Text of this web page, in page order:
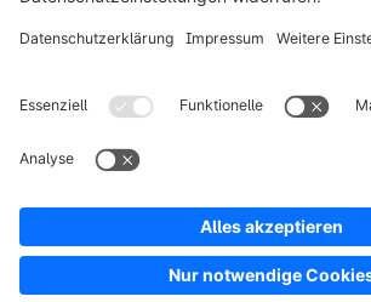
Partner
Entwickler
Ressourcen